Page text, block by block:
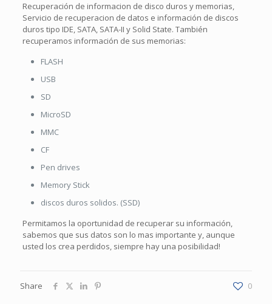
Recuperación de informacion de disco duros y memorias,
Servicio de recuperacion de datos e información de discos
duros tipo IDE, SATA, SATA-II y Solid State. También
recuperamos información de sus memorias:
FLASH
USB
SD
MicroSD
MMC
CF
Pen drives
Memory Stick
discos duros solidos. (SSD)
Permitamos la oportunidad de recuperar su información,
sabemos que sus datos son lo mas importante y, aunque
usted los crea perdidos, siempre hay una posibilidad!
Share 0